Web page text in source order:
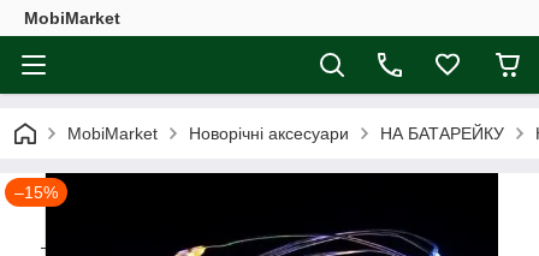
MobiMarket
MobiMarket Новорічні аксесуари НА БАТАРЕЙКУ
–15%